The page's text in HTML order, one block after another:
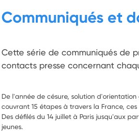
Communiqués et
Cette série de communiqués de
contacts presse concernant
De l'année de césure, solution
couvrant 15 étapes à travers la France,
Des défilés du 14 juillet à Paris jusqu'aux
jeunes.